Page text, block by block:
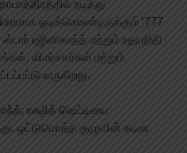
நடித்து
ஓடிக்கொண்டிருக்கும் ‘777
ஸ்டார் ரஜினிகாந்த் மற்றும் உதயநிதி
விமர்சகர்கள் மற்றும்
வருகிறது.
ரக்ஷித் ஷெட்டியை
ஒட்டுமொத்த குழுவின் கடின